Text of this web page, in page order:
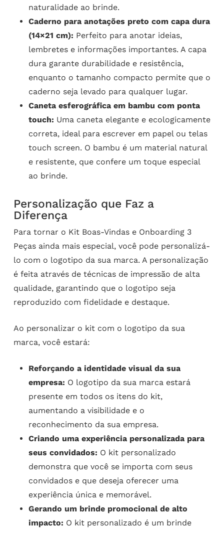
naturalidade ao brinde.
Caderno para anotações preto com capa dura
(14×21 cm): Perfeito para anotar ideias,
lembretes e informações importantes. A capa
dura garante durabilidade e resistência,
enquanto o tamanho compacto permite que o
caderno seja levado para qualquer lugar.
Caneta esferográfica em bambu com ponta
touch: Uma caneta elegante e ecologicamente
correta, ideal para escrever em papel ou telas
touch screen. O bambu é um material natural
e resistente, que confere um toque especial
ao brinde.
Personalização que Faz a
Diferença
Para tornar o Kit Boas-Vindas e Onboarding 3
Peças ainda mais especial, você pode personalizá-
lo com o logotipo da sua marca. A personalização
é feita através de técnicas de impressão de alta
qualidade, garantindo que o logotipo seja
reproduzido com fidelidade e destaque.
Ao personalizar o kit com o logotipo da sua
marca, você estará:
Reforçando a identidade visual da sua
empresa: O logotipo da sua marca estará
presente em todos os itens do kit,
aumentando a visibilidade e o
reconhecimento da sua empresa.
Criando uma experiência personalizada para
seus convidados: O kit personalizado
demonstra que você se importa com seus
convidados e que deseja oferecer uma
experiência única e memorável.
Gerando um brinde promocional de alto
impacto: O kit personalizado é um brinde